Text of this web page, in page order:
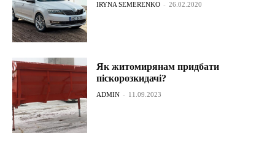
IRYNA SEMERENKO - 26.02.2020
Як житомирянам придбати
піскорозкидачі?
ADMIN - 11.09.2023